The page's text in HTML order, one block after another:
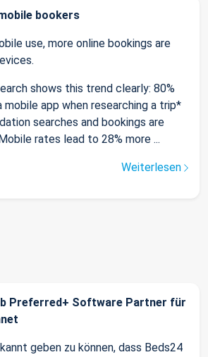
bookers
use, more online bookings are
shows this trend clearly: 80%
app when researching a trip*
searches and bookings are
rates lead to 28% more ...
Weiterlesen
Preferred+ Software Partner für
geben zu können, dass Beds24